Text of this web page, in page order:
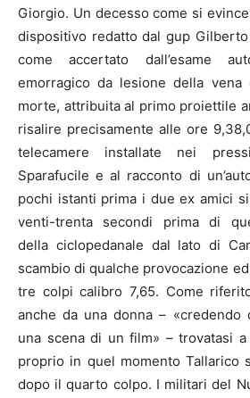
Giorgio. Un decesso come si
dispositivo redatto dal gup
come accertato dall’esame
emorragico da lesione della vena
morte, attribuita al primo proiettile
risalire precisamente alle ore
telecamere installate nei
Sparafucile e al racconto di
pochi istanti prima i due ex amici
venti-trenta secondi prima di
della ciclopedanale dal lato di
scambio di qualche provocazione
tre colpi calibro 7,65. Come
anche da una donna – «credendo
una scena di un film» – trovatasi
proprio in quel momento Tallarico
dopo il quarto colpo. I militari del